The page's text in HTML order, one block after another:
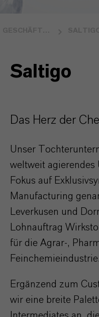
Saltigo
Das Herz der
Unser
weltweit agierendes
Fokus auf
Manufacturing
Leverkusen und
Lohnauftrag
für die Agrar-,
Feinchemieindustrie.
Ergänzend zum
wir eine breite